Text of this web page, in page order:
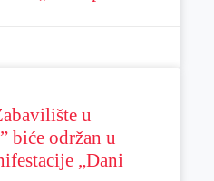
u
biće održan u
„Dani